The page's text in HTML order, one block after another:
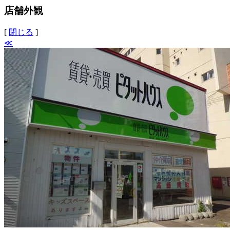
店舗外観
[ 閉じる ]
≪